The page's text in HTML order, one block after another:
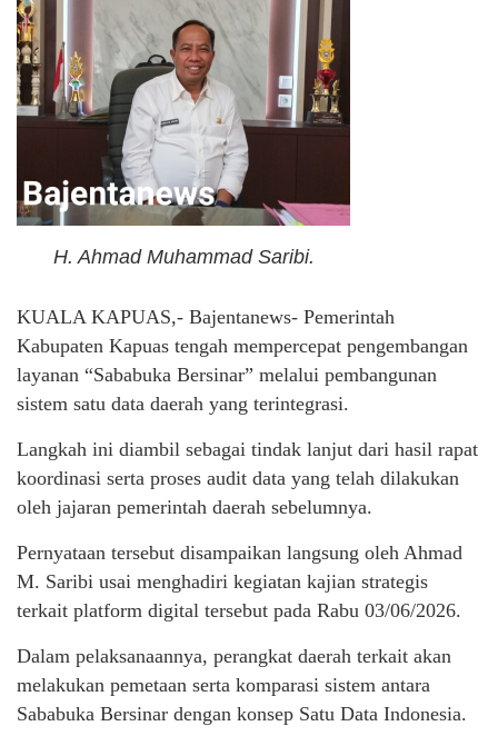
H. Ahmad Muhammad Saribi.
KUALA KAPUAS,- Bajentanews- Pemerintah
Kabupaten Kapuas tengah mempercepat pengembangan
layanan “Sababuka Bersinar” melalui pembangunan
sistem satu data daerah yang terintegrasi.
Langkah ini diambil sebagai tindak lanjut dari hasil rapat
koordinasi serta proses audit data yang telah dilakukan
oleh jajaran pemerintah daerah sebelumnya.
Pernyataan tersebut disampaikan langsung oleh Ahmad
M. Saribi usai menghadiri kegiatan kajian strategis
terkait platform digital tersebut pada Rabu 03/06/2026.
Dalam pelaksanaannya, perangkat daerah terkait akan
melakukan pemetaan serta komparasi sistem antara
Sababuka Bersinar dengan konsep Satu Data Indonesia.